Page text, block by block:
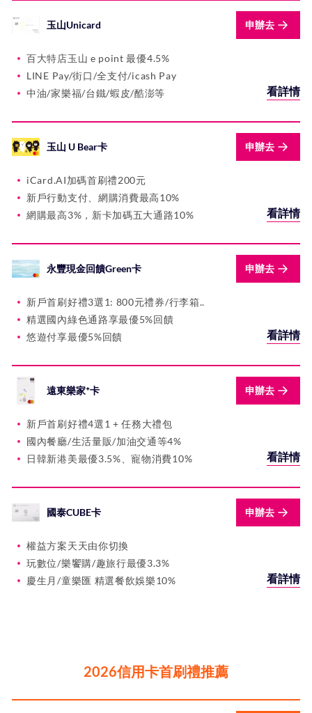
玉山Unicard 申辦去
百大特店玉山 e point 最優4.5%
LINE Pay/街口/全支付/icash Pay
中油/家樂福/台鐵/蝦皮/酷澎等
看詳情
玉山 U Bear卡 申辦去
iCard.AI加碼首刷禮200元
新戶行動支付、網購消費最高10%
網購最高3%，新卡加碼五大通路10%
看詳情
永豐現金回饋Green卡 申辦去
新戶首刷好禮3選1: 800元禮券/行李箱..
精選國內綠色通路享最優5%回饋
悠遊付享最優5%回饋
看詳情
遠東樂家⁺卡 申辦去
新戶首刷好禮4選1 + 任務大禮包
國內餐廳/生活量販/加油交通等4%
日韓新港美最優3.5%、寵物消費10%
看詳情
國泰CUBE卡 申辦去
權益方案天天由你切換
玩數位/樂饗購/趣旅行最優3.3%
慶生月/童樂匯 精選餐飲娛樂10%
看詳情
2026信用卡首刷禮推薦